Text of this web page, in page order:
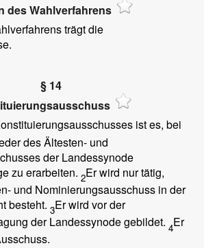
des Wahlverfahrens
trägt die
§ 14
ist es, bei
des Ältesten- und
der Landessynode
zu erarbeiten. 2Er wird nur tätig,
und Nominierungsausschuss in der
besteht. 3Er wird vor der
der Landessynode gebildet. 4Er